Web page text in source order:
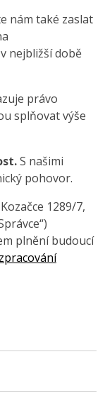
nám také zaslat
nejbližší době
právo
splňovat výše
S našimi
pohovor.
1289/7,
plnění budoucí